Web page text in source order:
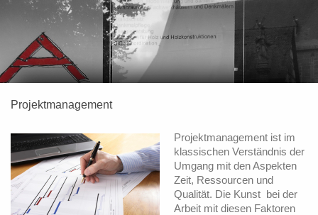
Projektmanagement
Projektmanagement ist im
klassischen Verständnis der
Umgang mit den Aspekten
Zeit, Ressourcen und
Qualität. Die Kunst bei der
Arbeit mit diesen Faktoren